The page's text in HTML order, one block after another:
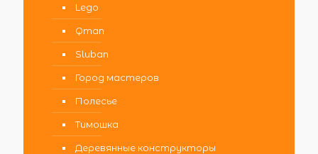
Lego
Qman
Sluban
Город мастеров
Полесье
Тимошка
Деревянные конструкторы